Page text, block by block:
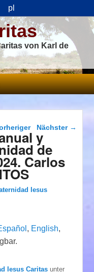
pl
von Karl de
Nächster →
y
de
Carlos
Iesus
, English,
Iesus Caritas unter